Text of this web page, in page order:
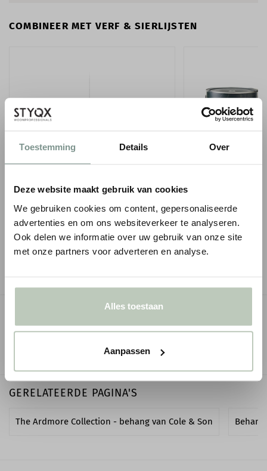
Toestemming Details Over
Deze website maakt gebruik van cookies
We gebruiken cookies om content, gepersonaliseerde
advertenties en om ons websiteverkeer te analyseren.
Ook delen we informatie over uw gebruik van onze site
met onze partners voor adverteren en analyse.
Alles toestaan
Aanpassen
COMBINEER MET VERF & SIERLIJSTEN
● Voor 10.15 uur besteld, vandaag verzonden
- +
€ 75,00
● Verzonden in 1-2
-
GERELATEERDE PAGINA'S
The Ardmore Collection - behang van Cole & Son Behang